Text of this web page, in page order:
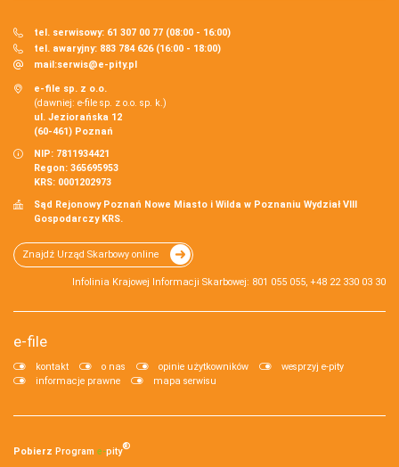
tel. serwisowy: 61 307 00 77 (08:00 - 16:00)
tel. awaryjny: 883 784 626 (16:00 - 18:00)
mail:serwis@e-pity.pl
e-file sp. z o.o.
(dawniej: e-file sp. z o.o. sp. k.)
ul. Jeziorańska 12
(60-461) Poznań
NIP: 7811934421
Regon: 365695953
KRS: 0001202973
Sąd Rejonowy Poznań Nowe Miasto i Wilda w Poznaniu Wydział VIII
Gospodarczy KRS.
Znajdź Urząd Skarbowy online
Infolinia Krajowej Informacji Skarbowej: 801 055 055, +48 22 330 03 30
e-file
kontakt o nas opinie użytkowników
wesprzyj e-pity
informacje prawne
mapa serwisu
Pobierz Program e‑pity®